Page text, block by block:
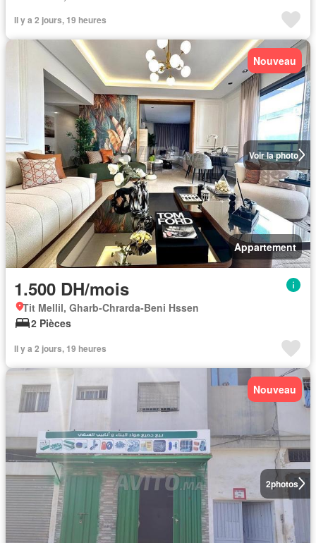
Il y a 2 jours, 19 heures
Voir la photo
Nouveau
Appartement
1.500 DH/mois
Tit Mellil, Gharb-Chrarda-Beni Hssen
2 Pièces
Il y a 2 jours, 19 heures
2photos
Nouveau